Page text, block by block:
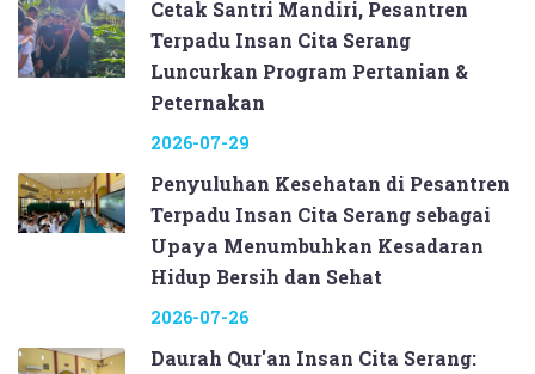
Cetak Santri Mandiri, Pesantren
Terpadu Insan Cita Serang
Luncurkan Program Pertanian &
Peternakan
2026-07-29
Penyuluhan Kesehatan di Pesantren
Terpadu Insan Cita Serang sebagai
Upaya Menumbuhkan Kesadaran
Hidup Bersih dan Sehat
2026-07-26
Daurah Qur'an Insan Cita Serang: